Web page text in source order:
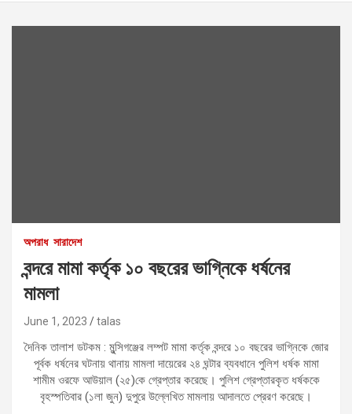
অপরাধ সারাদেশ
বন্দরে মামা কর্তৃক ১০ বছরের ভাগ্নিকে ধর্ষনের
মামলা
June 1, 2023 talas
দৈনিক তালাশ ডটকম : মুন্সিগঞ্জের লম্পট মামা কর্তৃক বন্দরে ১০ বছরের ভাগ্নিকে জোর
পূর্বক ধর্ষনের ঘটনায় থানায় মামলা দায়েরের ২৪ ঘন্টার ব্যবধানে পুলিশ ধর্ষক মামা
শামীম ওরফে আউয়াল (২৫)কে গ্রেপ্তার করেছে। পুলিশ গ্রেপ্তারকৃত ধর্ষককে
বৃহস্পতিবার (১লা জুন) দুপুরে উল্লেখিত মামলায় আদালতে প্রেরণ করেছে।